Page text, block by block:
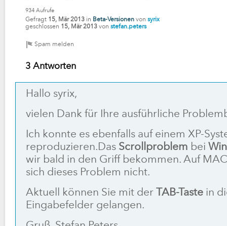
934 Aufrufe
Gefragt 15, Mär 2013 in Beta-Versionen von syrix
geschlossen 15, Mär 2013 von stefan.peters
3 Antworten
Hallo syrix,
vielen Dank für Ihre ausführliche
Ich konnte es ebenfalls auf einem XP-
reproduzieren.Das Scrollproblem bei
wir bald in den Griff bekommen. Auf
sich dieses Problem nicht.
Aktuell können Sie mit der TAB-Taste in
Eingabefelder gelangen.